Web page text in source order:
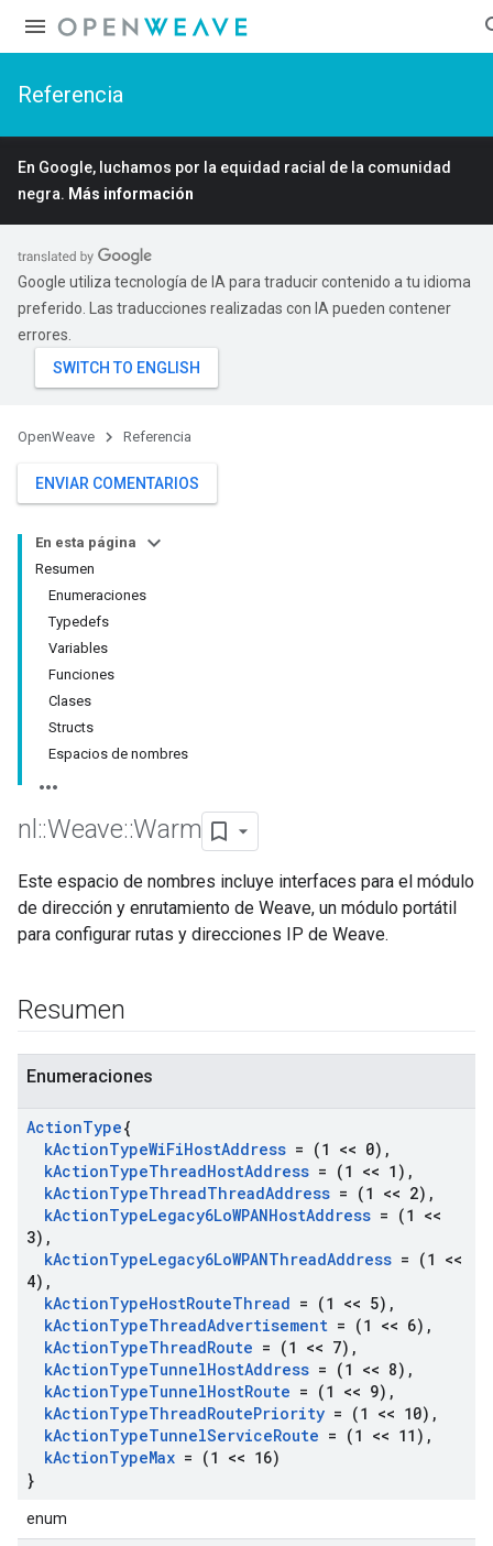
Referencia
En Google, luchamos por la equidad racial de la comunidad
negra. Más información
Google utiliza tecnología de IA para traducir contenido a tu idioma
preferido. Las traducciones realizadas con IA pueden contener
errores.
OpenWeave Referencia
ENVIAR COMENTARIOS
En esta página
Resumen
Enumeraciones
Typedefs
Variables
Funciones
Clases
Structs
Espacios de nombres
nl ::Weave::Warm
Este espacio de nombres incluye interfaces para el módulo
de dirección y enrutamiento de Weave, un módulo portátil
para configurar rutas y direcciones IP de Weave.
Resumen
Enumeraciones
ActionType{
kActionTypeWiFiHostAddress = (1 << 0) ,
kActionTypeThreadHostAddress = (1 << 1) ,
kActionTypeThreadThreadAddress = (1 << 2) ,
kActionTypeLegacy6LoWPANHostAddress = (1 <<
3) ,
kActionTypeLegacy6LoWPANThreadAddress = (1 <<
4) ,
kActionTypeHostRouteThread = (1 << 5) ,
kActionTypeThreadAdvertisement = (1 << 6) ,
kActionTypeThreadRoute = (1 << 7) ,
kActionTypeTunnelHostAddress = (1 << 8) ,
kActionTypeTunnelHostRoute = (1 << 9) ,
kActionTypeThreadRoutePriority = (1 << 10) ,
kActionTypeTunnelServiceRoute = (1 << 11) ,
kActionTypeMax = (1 << 16)
}
enum